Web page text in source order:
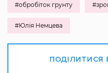
#обробіток грунту
#Юлія Немцева
ПОДІЛИТИСЯ